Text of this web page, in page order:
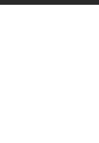
占い